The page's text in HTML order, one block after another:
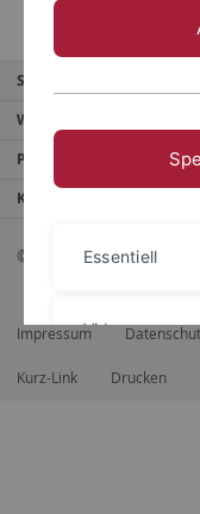
Service
Weitere Angebote
Portale
Kontaktinfo
© 2026 Eberhard Karls
Impressum
Kurz-Link Drucken
Essentiell
Videos